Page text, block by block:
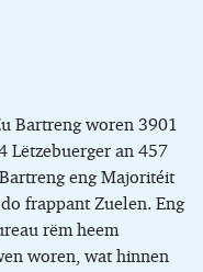
Bartreng woren 3901
Lëtzebuerger an 457
eng Majoritéit
frappant Zuelen. Eng
rëm heem
woren, wat hinnen